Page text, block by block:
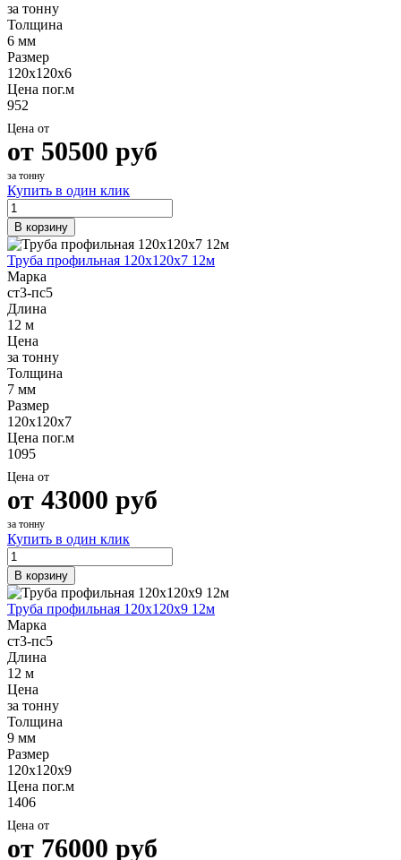
за тонну
Толщина
6 мм
Размер
120х120х6
Цена пог.м
952
Цена от
от 50500 руб
за тонну
Купить в один клик
В корзину
Труба профильная 120х120х7 12м
Марка
ст3-пс5
Длина
12 м
Цена
за тонну
Толщина
7 мм
Размер
120х120х7
Цена пог.м
1095
Цена от
от 43000 руб
за тонну
Купить в один клик
В корзину
Труба профильная 120х120х9 12м
Марка
ст3-пс5
Длина
12 м
Цена
за тонну
Толщина
9 мм
Размер
120х120х9
Цена пог.м
1406
Цена от
от 76000 руб